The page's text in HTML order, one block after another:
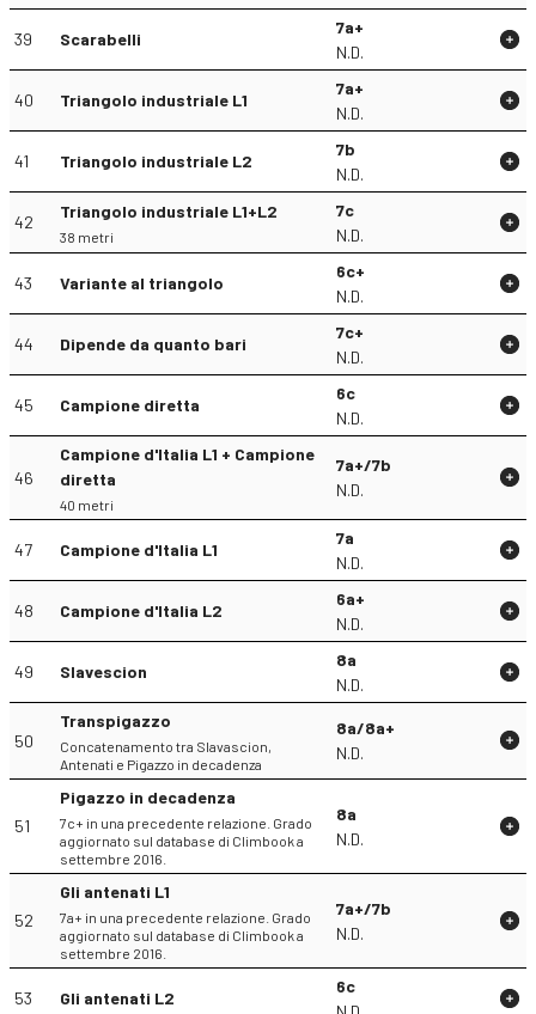
39 Scarabelli
7a+
N.D.
40 Triangolo industriale L1
7a+
N.D.
41 Triangolo industriale L2
7b
N.D.
42
Triangolo industriale L1+L2
38 metri
7c
N.D.
43 Variante al triangolo
6c+
N.D.
44 Dipende da quanto bari
7c+
N.D.
45 Campione diretta
6c
N.D.
46
Campione d'Italia L1 + Campione
diretta
40 metri
7a+/7b
N.D.
47 Campione d'Italia L1
7a
N.D.
48 Campione d'Italia L2
6a+
N.D.
49 Slavescion
8a
N.D.
50
Transpigazzo
Concatenamento tra Slavascion,
Antenati e Pigazzo in decadenza
8a/8a+
N.D.
51
Pigazzo in decadenza
7c+ in una precedente relazione. Grado
aggiornato sul database di Climbook a
settembre 2016.
8a
N.D.
52
Gli antenati L1
7a+ in una precedente relazione. Grado
aggiornato sul database di Climbook a
settembre 2016.
7a+/7b
N.D.
53 Gli antenati L2
6c